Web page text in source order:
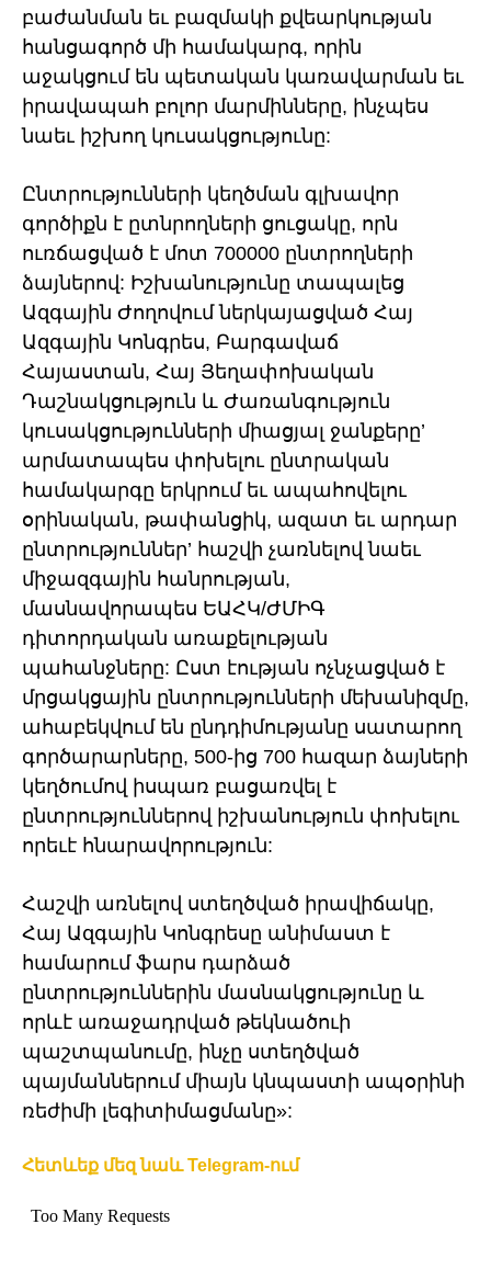
բաժանման եւ բազմակի քվեարկության
հանցագործ մի համակարգ, որին
աջակցում են պետական կառավարման եւ
իրավապահ բոլոր մարմինները, ինչպես
նաեւ իշխող կուսակցությունը:
Ընտրությունների կեղծման գլխավոր
գործիքն է ըտնրողների ցուցակը, որն
ուռճացված է մոտ 700000 ընտրողների
ձայներով: Իշխանությունը տապալեց
Ազգային Ժողովում ներկայացված Հայ
Ազգային Կոնգրես, Բարգավաճ
Հայաստան, Հայ Յեղափոխական
Դաշնակցություն և Ժառանգություն
կուսակցությունների միացյալ ջանքերը’
արմատապես փոխելու ընտրական
համակարգը երկրում եւ ապահովելու
օրինական, թափանցիկ, ազատ եւ արդար
ընտրություններ’ հաշվի չառնելով նաեւ
միջազգային հանրության,
մասնավորապես ԵԱՀԿ/ԺՄԻԳ
դիտորդական առաքելության
պահանջները: Ըստ էության ոչնչացված է
մրցակցային ընտրությունների մեխանիզմը,
ահաբեկվում են ընդդիմությանը սատարող
գործարարները, 500-ից 700 հազար ձայների
կեղծումով իսպառ բացառվել է
ընտրություններով իշխանություն փոխելու
որեւէ հնարավորություն:
Հաշվի առնելով ստեղծված իրավիճակը,
Հայ Ազգային Կոնգրեսը անիմաստ է
համարում ֆարս դարձած
ընտրություններին մասնակցությունը և
որևէ առաջադրված թեկնածուի
պաշտպանումը, ինչը ստեղծված
պայմաններում միայն կնպաստի ապօրինի
ռեժիմի լեգիտիմացմանը»:
Հետևեք մեզ նաև Telegram-ում